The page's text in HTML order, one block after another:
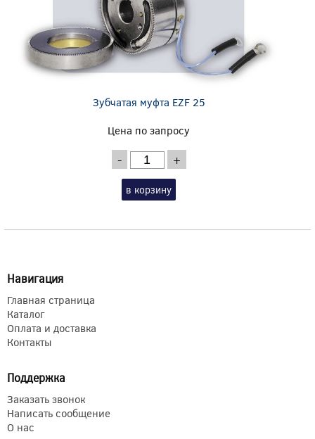
Зубчатая муфта EZF 25
Цена по запросу
- +
в корзину
Навигация
Главная страница
Каталог
Оплата и доставка
Контакты
Поддержка
Заказать звонок
Написать сообщение
О нас